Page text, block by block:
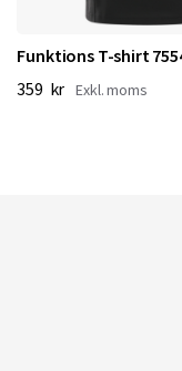
Funktions T-shirt
359 kr